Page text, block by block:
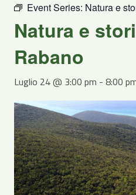
Event Series: Natura e
Natura e
Rabano
Luglio 24 @ 3:00 pm - 8:00